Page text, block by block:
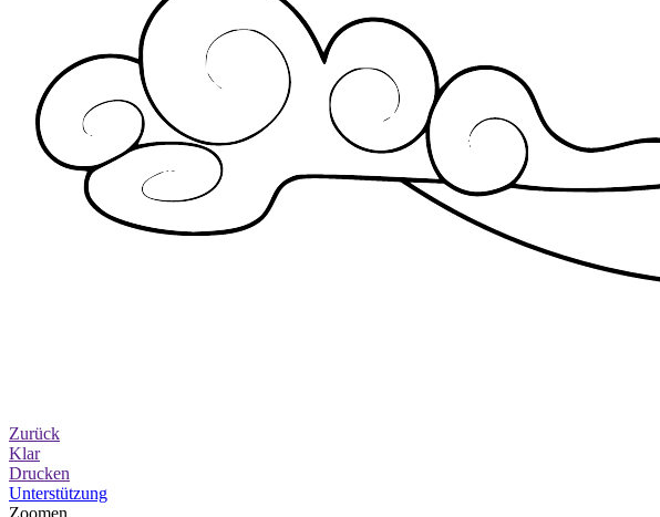
Zurück
Klar
Drucken
Unterstützung